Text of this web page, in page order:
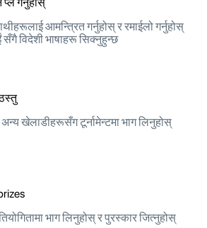
आमन्त्रित गर्नुहोस् र रमाईलो गर्नुहोस्
सँगै विदेशी भाषाहरू सिक्नुहुन्छ
अन्य खेलाडीहरूसँग टूर्नामेन्टमा भाग लिनुहोस्
भाग लिनुहोस् र पुरस्कार जित्नुहोस्